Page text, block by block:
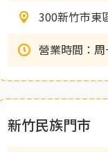
300新竹市東
營業時間：
新竹民族門市